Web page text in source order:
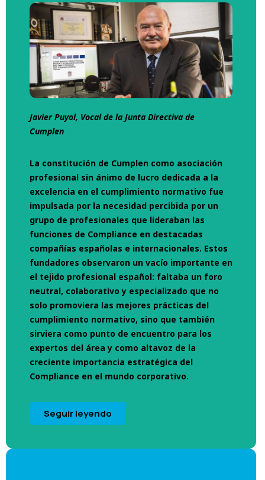
Javier Puyol, Vocal de la Junta Directiva de
Cumplen
La constitución de Cumplen como asociación
profesional sin ánimo de lucro dedicada a la
excelencia en el cumplimiento normativo fue
impulsada por la necesidad percibida por un
grupo de profesionales que lideraban las
funciones de Compliance en destacadas
compañías españolas e internacionales. Estos
fundadores observaron un vacío importante en
el tejido profesional español: faltaba un foro
neutral, colaborativo y especializado que no
solo promoviera las mejores prácticas del
cumplimiento normativo, sino que también
sirviera como punto de encuentro para los
expertos del área y como altavoz de la
creciente importancia estratégica del
Compliance en el mundo corporativo.
Seguir leyendo